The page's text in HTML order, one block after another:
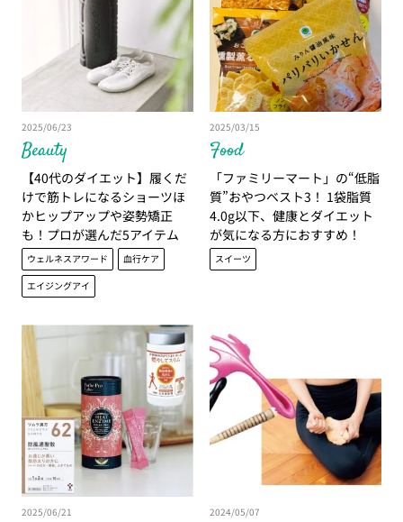
Beauty
2025/06/23
【40代のダイエット】履くだ
けで筋トレになるショーツほ
かヒップアップや姿勢矯正
も！プロが選んだ5アイテム
ウェルネスアワード
血行ケア
エイジングアイ
Food
2025/03/15
「ファミリーマート」の“低脂
質”おやつベスト3！ 1袋脂質
4.0g以下、健康とダイエット
が気になる方におすすめ！
スイーツ
2025/06/21 2024/05/07